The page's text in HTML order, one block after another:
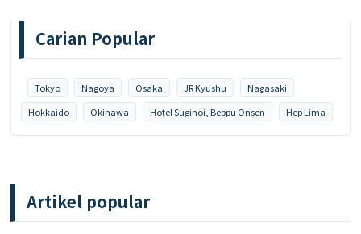
Carian Popular
Tokyo Nagoya Osaka JR Kyushu
Nagasaki
Hokkaido
Okinawa Hotel Suginoi, Beppu Onsen Hep Lima
Artikel popular